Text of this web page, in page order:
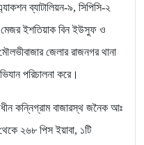
ব্যাটালিয়ন-৯, সিপিসি-২
ইশতিয়াক বিন ইউসুফ ও
জেলার রাজনগর থানা
পরিচালনা করে।
কন্নিগ্রাম বাজারস্থ জনৈক আঃ
২৬৮ পিস ইয়াবা, ১টি